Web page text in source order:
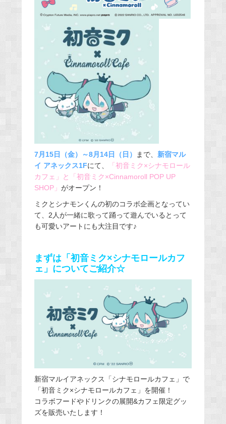
7月15日（金）～8月14日（日） まで、 新宿マル
イ アネックス1Fにて、
「初音ミク×シナモロール
カフェ」と「初音ミク×Cinnamoroll POP UP
SHOP」 がオープン！
ミクとシナモンくんの初のコラボ企画となってい
て、2人が一緒に歌って踊って遊んでいるとって
も可愛いアートにも大注目です♪
まずは「初音ミク×シナモロールカフ
ェ」についてご紹介☆
新宿マルイアネックス「シナモロールカフェ」で
「初音ミク×シナモロールカフェ」を開催！
コラボフードやドリンクの展開&カフェ限定グッ
ズを販売いたします！